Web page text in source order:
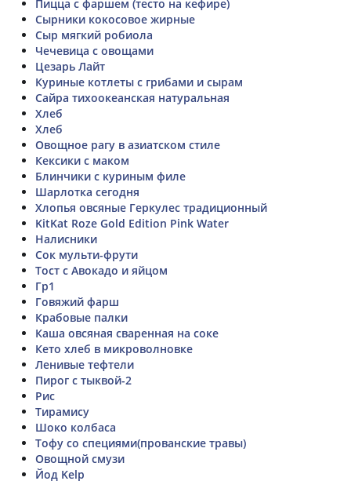
Пицца с фаршем (тесто на кефире)
Сырники кокосовое жирные
Сыр мягкий робиола
Чечевица с овощами
Цезарь Лайт
Куриные котлеты с грибами и сырам
Сайра тихоокеанская натуральная
Хлеб
Хлеб
Овощное рагу в азиатском стиле
Кексики с маком
Блинчики с куриным филе
Шарлотка сегодня
Хлопья овсяные Геркулес традиционный
KitKat Roze Gold Edition Pink Water
Налисники
Сок мульти-фрути
Тост с Авокадо и яйцом
Гр1
Говяжий фарш
Крабовые палки
Каша овсяная сваренная на соке
Кето хлеб в микроволновке
Ленивые тефтели
Пирог с тыквой-2
Рис
Тирамису
Шоко колбаса
Тофу со специями(прованские травы)
Овощной смузи
Йод Kelp